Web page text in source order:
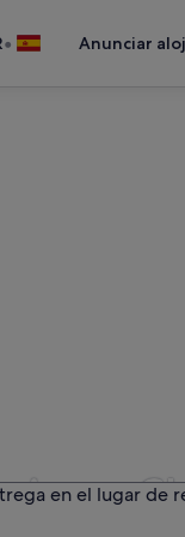
• Anunciar
en
en el lugar de